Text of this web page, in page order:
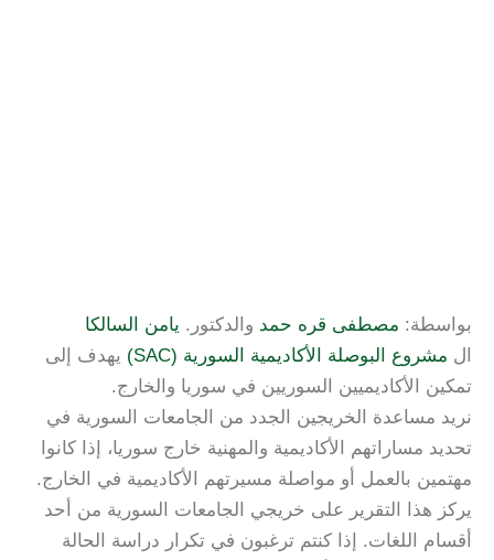
بواسطة:مصطفى قره حمدوالدكتور. يامن السالكا
المشروع البوصلة الأكاديمية السورية (SAC)
يهدف إلى
تمكين الأكاديميين السوريين في سوريا والخارج.
نريد مساعدة الخريجين الجدد من الجامعات السورية في
تحديد مساراتهم الأكاديمية والمهنية خارج سوريا، إذا كانوا
مهتمين بالعمل أو مواصلة مسيرتهم الأكاديمية في الخارج.
يركز هذا التقرير على خريجي الجامعات السورية من أحد
أقسام اللغات. إذا كنتم ترغبون في تكرار دراسة الحالة